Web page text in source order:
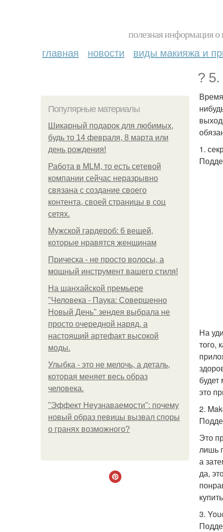
полезная информация о
главная новости виды макияжа и
?
Популярные материалы
Шикарный подарок для любимых,
будь то 14 февраля, 8 марта или
день рождения!
Работа в MLM, то есть сетевой
компании сейчас неразрывно
связана с создание своего
контента, своей страницы в соц
сетях.
Мужской гардероб: 6 вещей,
которые нравятся женщинам
Прическа - не просто волосы, а
мощный инструмент вашего стиля!
На шанхайской премьере
"Человека - Паука: Совершенно
Новый День" зендея выбрала не
просто очередной наряд, а
настоящий артефакт высокой
моды.
Улыбка - это не мелочь, а деталь,
которая меняет весь образ
человека.
"Эффект Неузнаваемости": почему
новый образ певицы вызвал споры
о гранях возможного?
1.
На
того,
это
2.
Это
лишь
а
да,
3.